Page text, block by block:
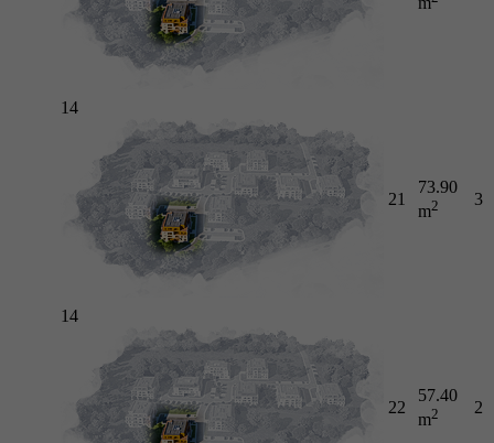
14
21
73.90
m2 3
14
22
57.40
m2 2